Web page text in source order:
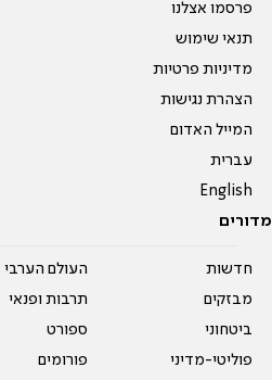
פרסמו אצלנו
תנאי שימוש
מדיניות פרטיות
הצהרת נגישות
המייל האדום
עברית
English
מדורים
חדשות
מבזקים
ביטחוני
פוליטי-מדיני
העולם הערבי
תרבות ופנאי
ספורט
פורומים